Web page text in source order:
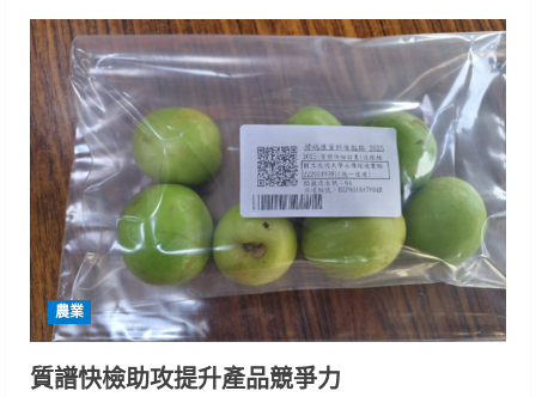
護
子
餐
桌
產
銷
履
歷
加
入
學
校
午
餐
食
材
行
列
農業
質譜快檢助攻提升產品競爭力